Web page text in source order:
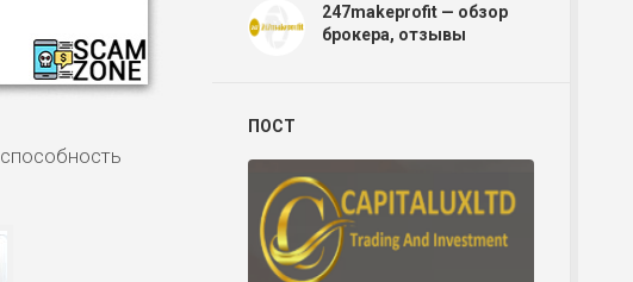
247makeprofit — обзор
брокера, отзывы
ПОСТ